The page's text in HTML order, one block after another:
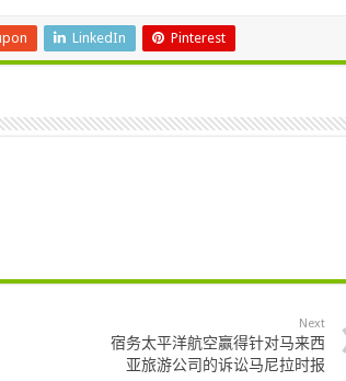
LinkedIn Pinterest
Next
宿务太平洋航空​​赢得针对马来西
亚旅游公司的诉讼马尼拉时报